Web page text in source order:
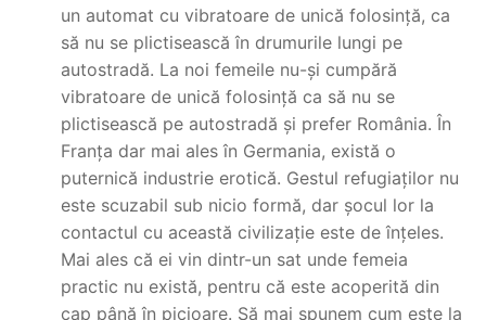
un automat cu vibratoare de unică folosință, ca
să nu se plictisească în drumurile lungi pe
autostradă. La noi femeile nu-și cumpără
vibratoare de unică folosință ca să nu se
plictisească pe autostradă și prefer România. În
Franța dar mai ales în Germania, există o
puternică industrie erotică. Gestul refugiaților nu
este scuzabil sub nicio formă, dar șocul lor la
contactul cu această civilizație este de înțeles.
Mai ales că ei vin dintr-un sat unde femeia
practic nu există, pentru că este acoperită din
cap până în picioare. Să mai spunem cum este la